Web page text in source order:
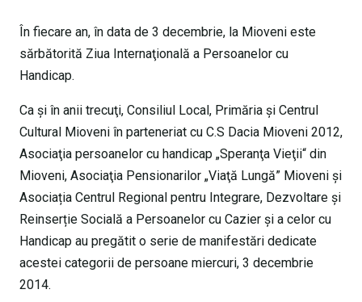
În fiecare an, în data de 3 decembrie, la Mioveni este
sărbătorită Ziua Internaţională a Persoanelor cu
Handicap.
Ca şi în anii trecuţi, Consiliul Local, Primăria şi Centrul
Cultural Mioveni în parteneriat cu C.S Dacia Mioveni 2012,
Asociaţia persoanelor cu handicap „Speranţa Vieţii“ din
Mioveni, Asociaţia Pensionarilor „Viaţă Lungă” Mioveni şi
Asociația Centrul Regional pentru Integrare, Dezvoltare și
Reinserție Socială a Persoanelor cu Cazier și a celor cu
Handicap au pregătit o serie de manifestări dedicate
acestei categorii de persoane miercuri, 3 decembrie
2014.